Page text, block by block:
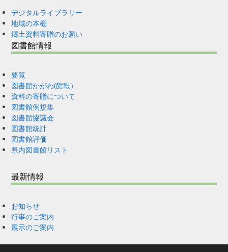
デジタルライブラリー
地域の本棚
郷土資料寄贈のお願い
図書館情報
要覧
図書館かがわ(館報）
資料の寄贈について
図書館例規集
図書館協議会
図書館統計
図書館評価
県内図書館リスト
最新情報
お知らせ
行事のご案内
展示のご案内